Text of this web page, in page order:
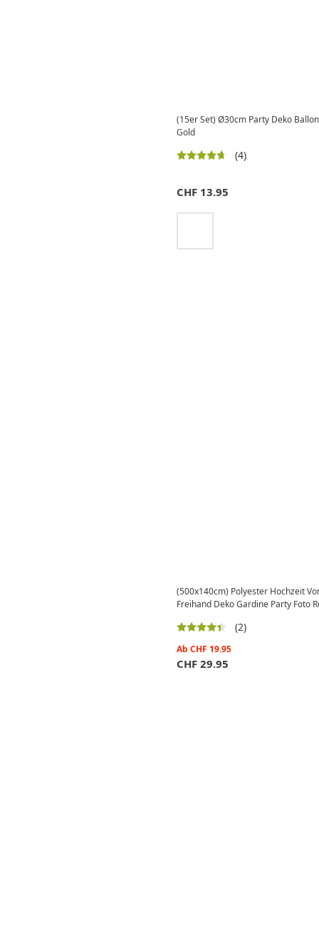
(15er Set) Ø30cm Party Deko
Gold
(4)
CHF 13.95
(500x140cm) Polyester Hochzeit
Freihand Deko Gardine Party Foto
(2)
Ab CHF 19.95
CHF 29.95